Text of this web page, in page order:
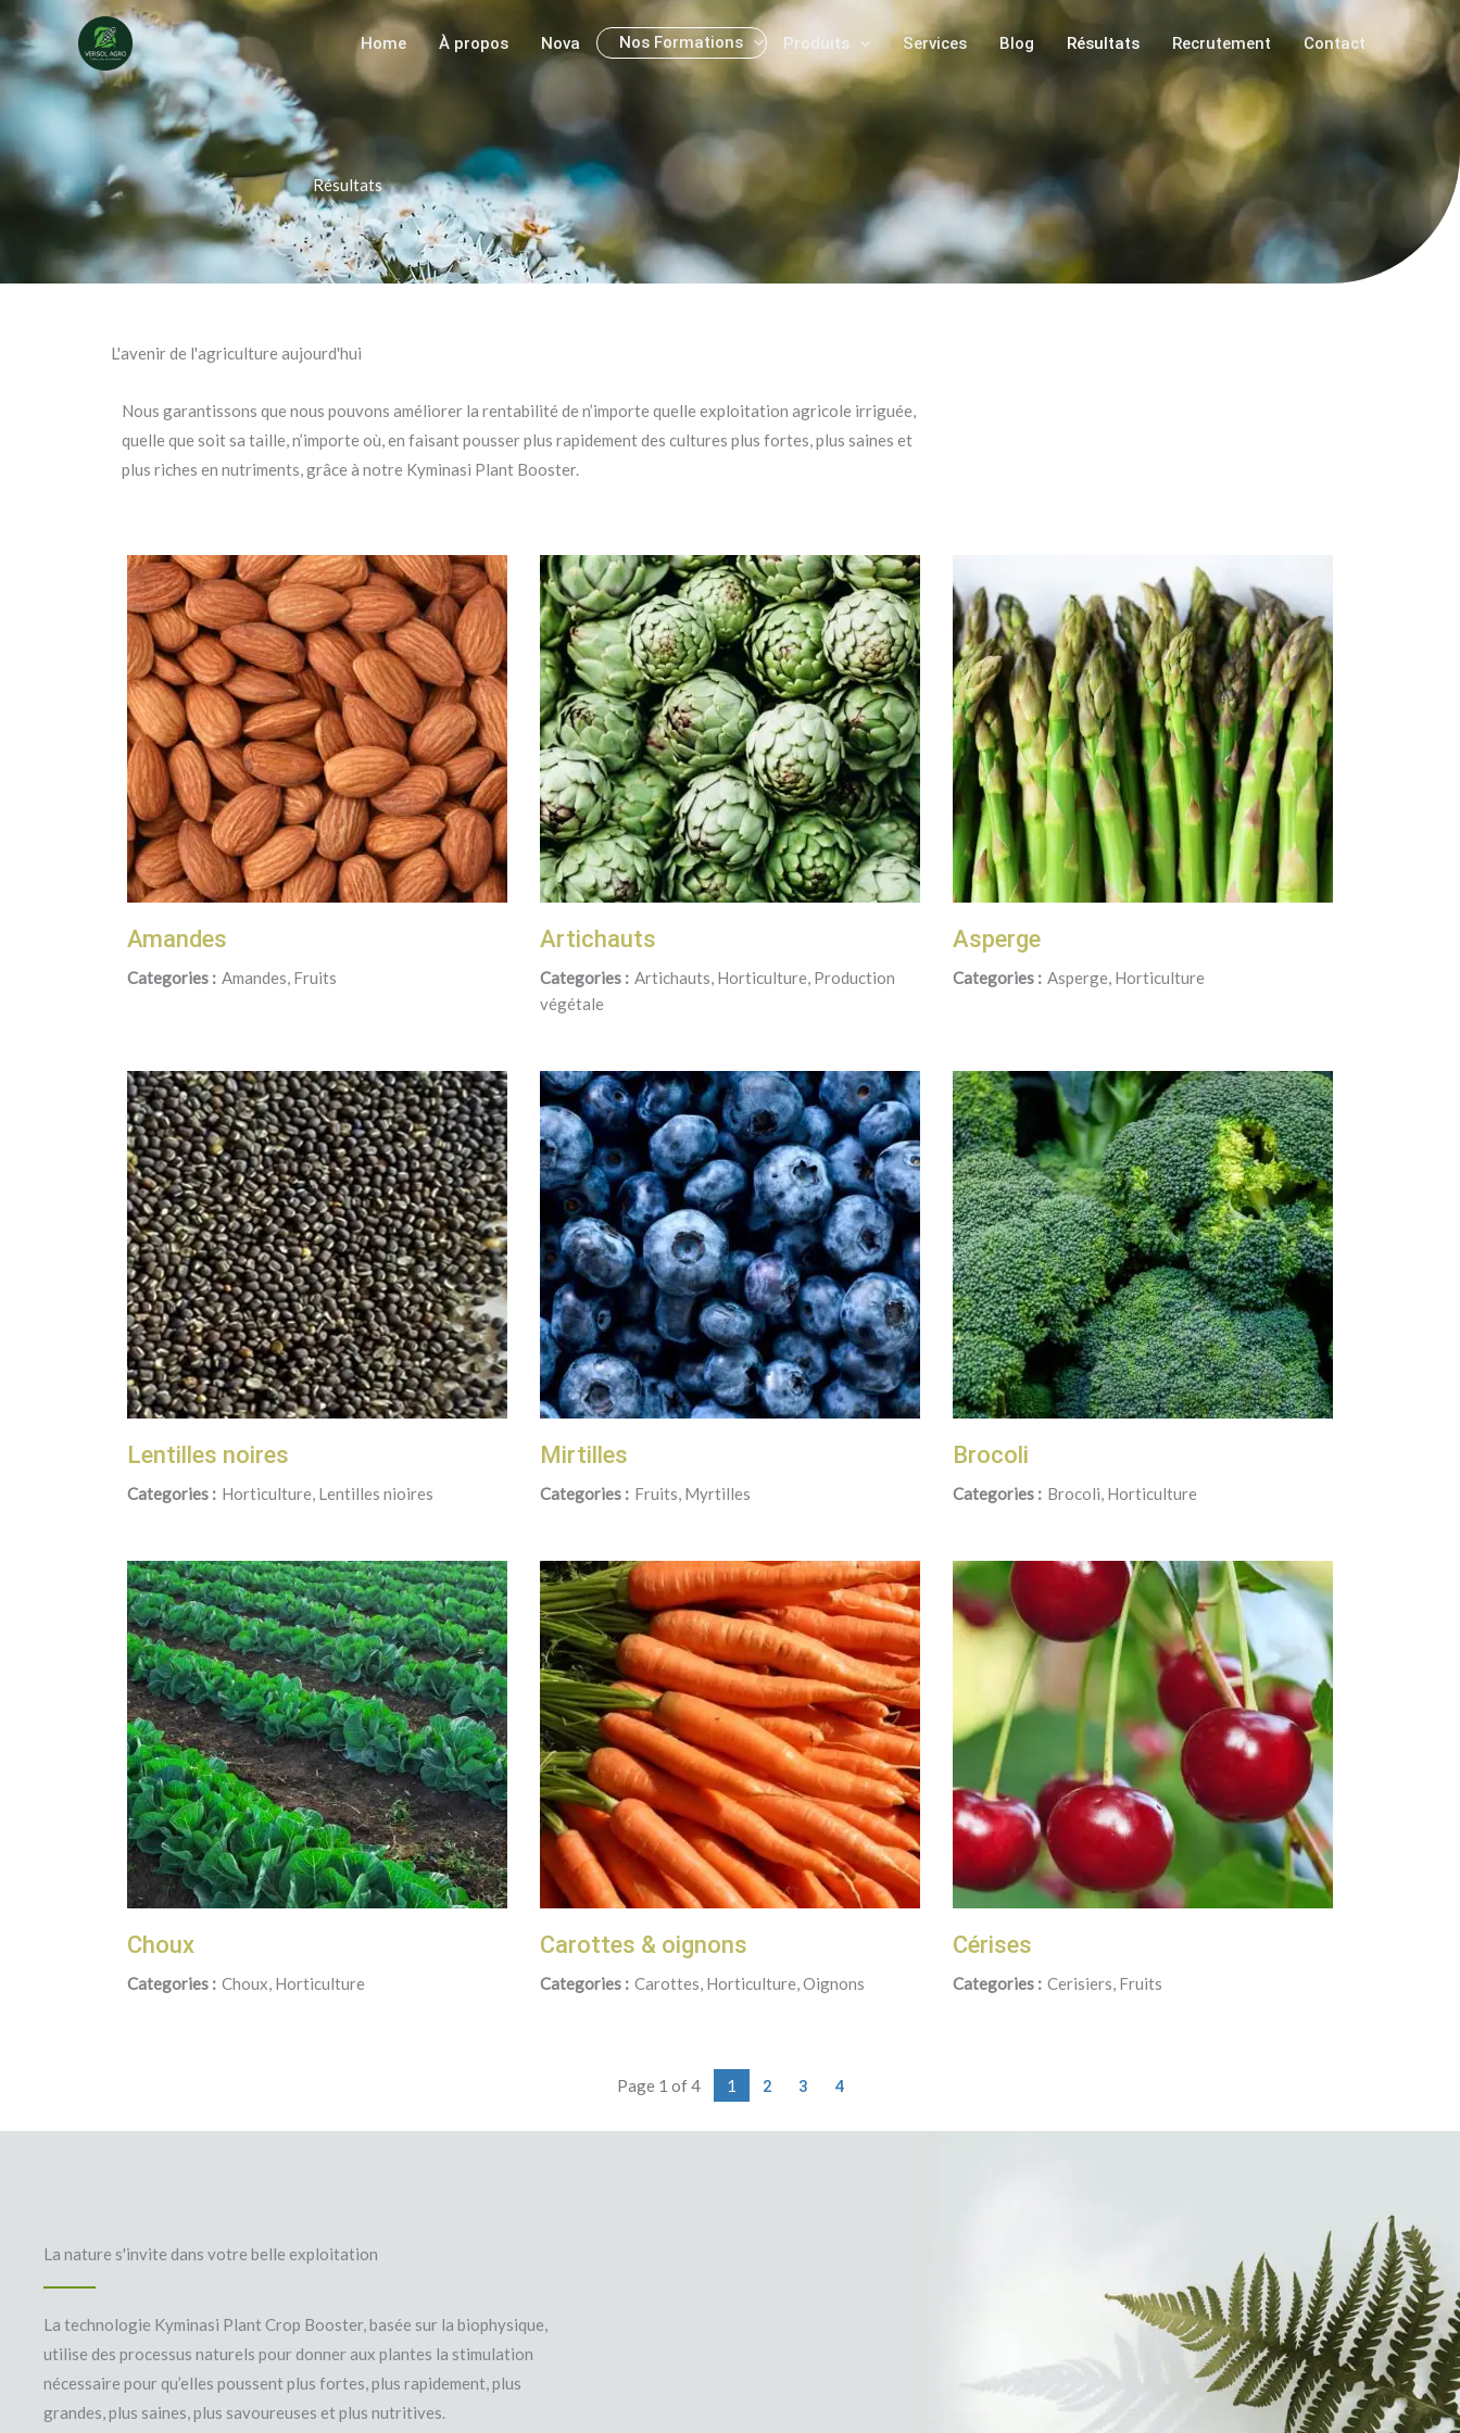
au
contenu
Home À propos Nova Nos Formations Produits Services Blog Résultats Recrutement Contact
Résultats
L'avenir de l'agriculture aujourd'hui
Nous garantissons que nous pouvons améliorer la rentabilité de n’importe quelle exploitation agricole irriguée,
quelle que soit sa taille, n’importe où, en faisant pousser plus rapidement des cultures plus fortes, plus saines et
plus riches en nutriments, grâce à notre Kyminasi Plant Booster.
Amandes
Categories : Amandes, Fruits
Artichauts
Categories : Artichauts, Horticulture, Production
végétale
Asperge
Categories : Asperge, Horticulture
Lentilles noires
Categories : Horticulture, Lentilles nioires
Mirtilles
Categories : Fruits, Myrtilles
Brocoli
Categories : Brocoli, Horticulture
Choux
Categories : Choux, Horticulture
Carottes & oignons
Categories : Carottes, Horticulture, Oignons
Cérises
Categories : Cerisiers, Fruits
Page 1 of 4 1 2 3 4
La nature s'invite dans votre belle exploitation
La technologie Kyminasi Plant Crop Booster, basée sur la biophysique,
utilise des processus naturels pour donner aux plantes la stimulation
nécessaire pour qu’elles poussent plus fortes, plus rapidement, plus
grandes, plus saines, plus savoureuses et plus nutritives.